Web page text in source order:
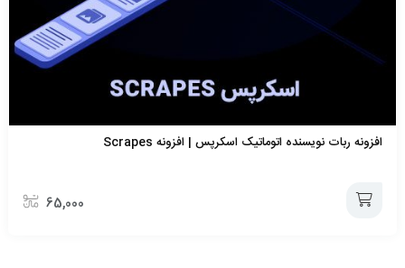
افزونه ربات نویسنده اتوماتیک اسکرپس | افزونه Scrapes
65,000